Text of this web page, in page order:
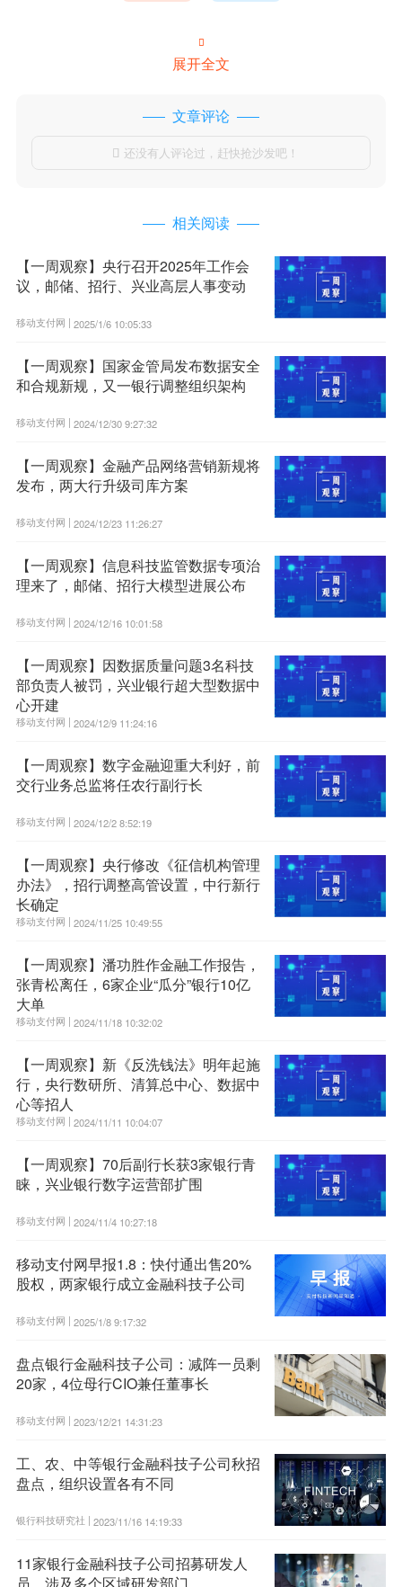

展开全文
文章评论
 还没有人评论过，赶快抢沙发吧！
相关阅读
【一周观察】央行召开2025年工作会
议，邮储、招行、兴业高层人事变动
移动支付网 | 2025/1/6 10:05:33
【一周观察】国家金管局发布数据安全
和合规新规，又一银行调整组织架构
移动支付网 | 2024/12/30 9:27:32
【一周观察】金融产品网络营销新规将
发布，两大行升级司库方案
移动支付网 | 2024/12/23 11:26:27
【一周观察】信息科技监管数据专项治
理来了，邮储、招行大模型进展公布
移动支付网 | 2024/12/16 10:01:58
【一周观察】因数据质量问题3名科技
部负责人被罚，兴业银行超大型数据中
心开建
移动支付网 | 2024/12/9 11:24:16
【一周观察】数字金融迎重大利好，前
交行业务总监将任农行副行长
移动支付网 | 2024/12/2 8:52:19
【一周观察】央行修改《征信机构管理
办法》，招行调整高管设置，中行新行
长确定
移动支付网 | 2024/11/25 10:49:55
【一周观察】潘功胜作金融工作报告，
张青松离任，6家企业“瓜分”银行10亿
大单
移动支付网 | 2024/11/18 10:32:02
【一周观察】新《反洗钱法》明年起施
行，央行数研所、清算总中心、数据中
心等招人
移动支付网 | 2024/11/11 10:04:07
【一周观察】70后副行长获3家银行青
睐，兴业银行数字运营部扩围
移动支付网 | 2024/11/4 10:27:18
移动支付网早报1.8：快付通出售20%
股权，两家银行成立金融科技子公司
移动支付网 | 2025/1/8 9:17:32
盘点银行金融科技子公司：减阵一员剩
20家，4位母行CIO兼任董事长
移动支付网 | 2023/12/21 14:31:23
工、农、中等银行金融科技子公司秋招
盘点，组织设置各有不同
银行科技研究社 | 2023/11/16 14:19:33
11家银行金融科技子公司招募研发人
员，涉及多个区域研发部门